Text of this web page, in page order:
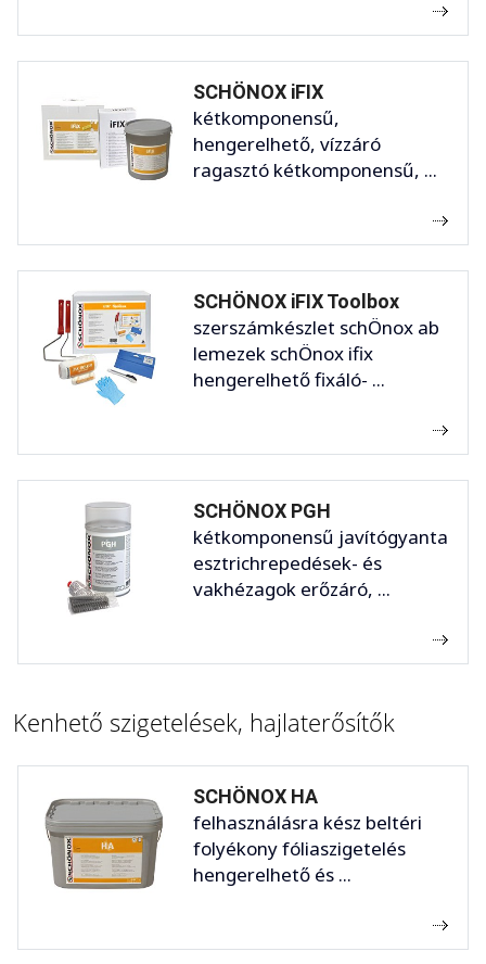
SCHÖNOX iFIX
kétkomponensű,
hengerelhető, vízzáró
ragasztó kétkomponensű, ...
SCHÖNOX iFIX Toolbox
szerszámkészlet schÖnox ab
lemezek schÖnox ifix
hengerelhető fixáló- ...
SCHÖNOX PGH
kétkomponensű javítógyanta
esztrichrepedések- és
vakhézagok erőzáró, ...
Kenhető szigetelések, hajlaterősítők
SCHÖNOX HA
felhasználásra kész beltéri
folyékony fóliaszigetelés
hengerelhető és ...